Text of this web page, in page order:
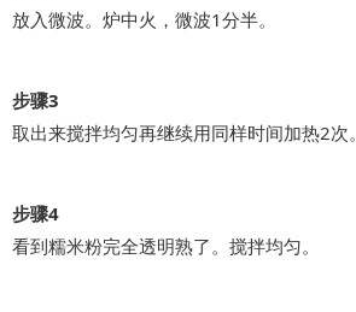
放入微波。炉中火，微波1分半。
步骤3
取出来搅拌均匀再继续用同样时间加热2次。
步骤4
看到糯米粉完全透明熟了。搅拌均匀。